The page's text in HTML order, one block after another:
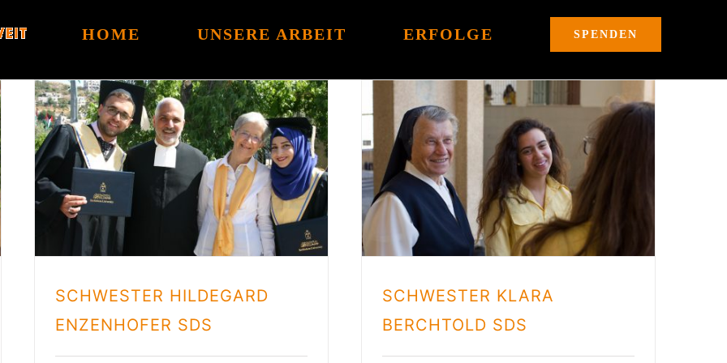
HOME UNSERE ARBEIT ERFOLGE SPENDEN
SCHWESTER HILDEGARD
ENZENHOFER SDS
BERCHTOLD SDS
SCHWESTER KLARA
BERCHTOLD SDS